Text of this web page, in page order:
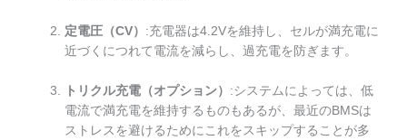
定電圧（CV） :充電器は4.2Vを維持し、セルが満充電に
近づくにつれて電流を減らし、過充電を防ぎます。
トリクル充電（オプション） :システムによっては、低
電流で満充電を維持するものもあるが、最近のBMSは
ストレスを避けるためにこれをスキップすることが多